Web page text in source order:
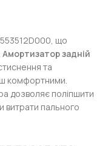
що
Амортизатор задній
та
комфортними.
дозволяє поліпшити
витрати пального